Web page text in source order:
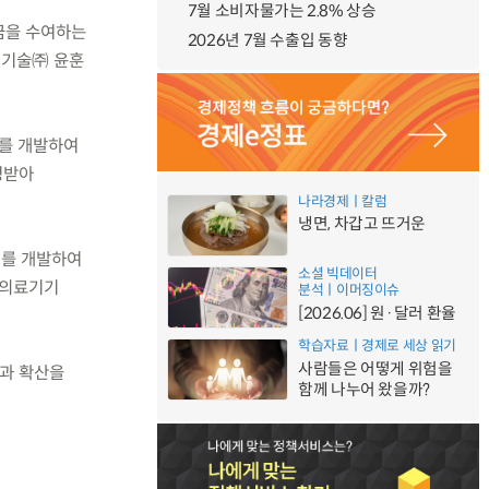
수여하는
술㈜ 윤훈
개발하여
아
개발하여
료기기
확산을
7월 소비자물가는 2.8% 상승
2026년 7월 수출입 동향
나라경제ㅣ칼럼
냉면, 차갑고 뜨거운
소셜 빅데이터
분석ㅣ이머징이슈
[2026.06] 원·달러 환율
학습자료ㅣ경제로 세상 읽기
사람들은 어떻게 위험을
함께 나누어 왔을까?